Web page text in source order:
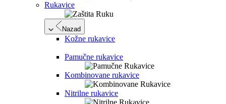
Rukavice
Nazad
Kožne rukavice
Pamučne rukavice
Kombinovane rukavice
Nitrilne rukavice